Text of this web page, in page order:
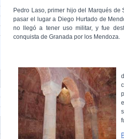
Pedro Laso, primer hijo del Marqués de
pasar el lugar a Diego Hurtado de
no llegó a tener uso militar, y fue
conquista de Granada por los Mendoza.